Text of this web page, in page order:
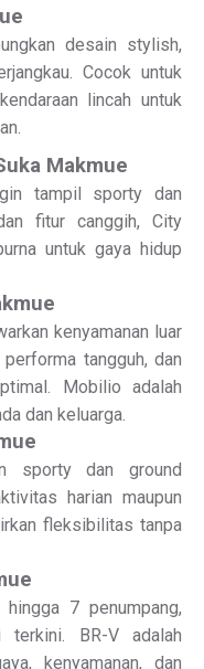
desain stylish,
Cocok untuk
lincah untuk
Makmue
tampil sporty dan
fitur canggih, City
untuk gaya hidup
kenyamanan luar
tangguh, dan
Mobilio adalah
dan keluarga.
sporty dan ground
harian maupun
fleksibilitas tanpa
7 penumpang,
terkini. BR-V adalah
kenyamanan, dan